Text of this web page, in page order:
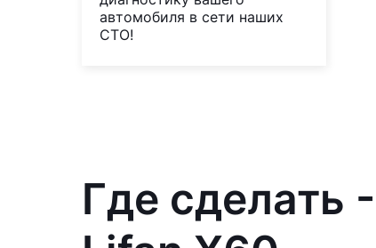
автомобиля в сети наших
СТО!
Где сделать